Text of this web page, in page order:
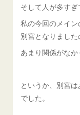
そして人が多すぎ
私の今回のメイン
別宮となりました
あまり関係がなか
というか、別宮
でした。